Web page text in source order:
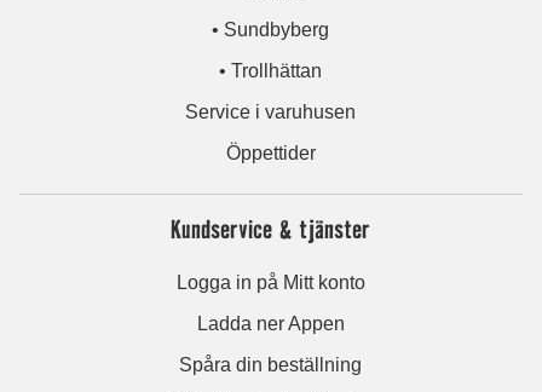
• Sundbyberg
• Trollhättan
Service i varuhusen
Öppettider
Kundservice & tjänster
Logga in på Mitt konto
Ladda ner Appen
Spåra din beställning